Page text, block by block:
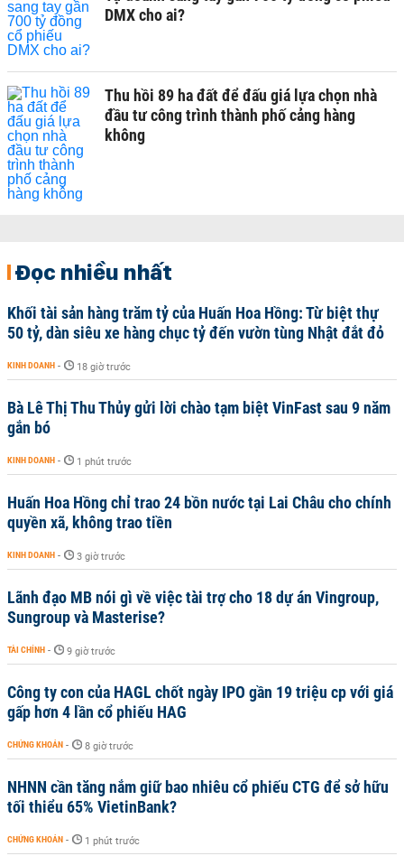
DMX cho ai?
Thu hồi 89 ha đất để đấu giá lựa chọn nhà
đầu tư công trình thành phố cảng hàng
không
Đọc nhiều nhất
Khối tài sản hàng trăm tỷ của Huấn Hoa Hồng: Từ biệt thự
50 tỷ, dàn siêu xe hàng chục tỷ đến vườn tùng Nhật đắt đỏ
KINH DOANH - 18 giờ trước
Bà Lê Thị Thu Thủy gửi lời chào tạm biệt VinFast sau 9 năm
gắn bó
KINH DOANH - 1 phút trước
Huấn Hoa Hồng chỉ trao 24 bồn nước tại Lai Châu cho chính
quyền xã, không trao tiền
KINH DOANH - 3 giờ trước
Lãnh đạo MB nói gì về việc tài trợ cho 18 dự án Vingroup,
Sungroup và Masterise?
TÀI CHÍNH - 9 giờ trước
Công ty con của HAGL chốt ngày IPO gần 19 triệu cp với giá
gấp hơn 4 lần cổ phiếu HAG
CHỨNG KHOÁN - 8 giờ trước
NHNN cần tăng nắm giữ bao nhiêu cổ phiếu CTG để sở hữu
tối thiểu 65% VietinBank?
CHỨNG KHOÁN - 1 phút trước